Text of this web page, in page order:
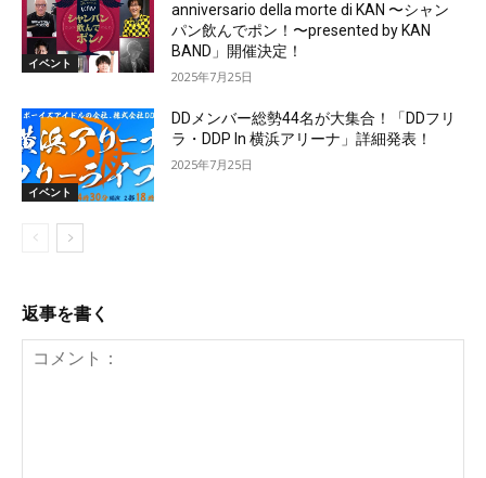
イベント
anniversario della morte di KAN 〜シャン
パン飲んでポン！〜presented by KAN
BAND」開催決定！
2025年7月25日
イベント
DDメンバー総勢44名が大集合！「DDフリ
ラ・DDP In 横浜アリーナ」詳細発表！
2025年7月25日
返事を書く